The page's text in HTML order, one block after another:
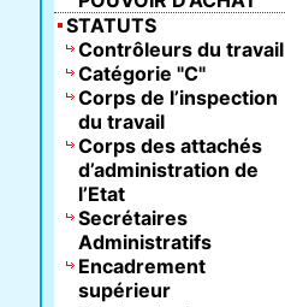
STATUTS
Contrôleurs du travail
Catégorie "C"
Corps de l’inspection
du travail
Corps des attachés
d’administration de
l’Etat
Secrétaires
Administratifs
Encadrement
supérieur